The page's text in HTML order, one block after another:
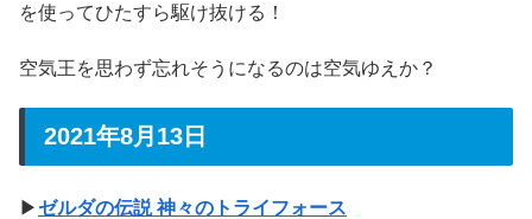
を使ってひたすら駆け抜ける！
空気王を思わず忘れそうになるのは空気ゆえか？
2021年8月13日
▶ゼルダの伝説 神々のトライフォース